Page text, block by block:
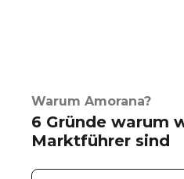
Warum Amorana?
6 Gründe warum
Marktführer sind